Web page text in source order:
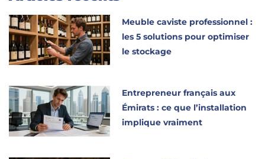
Meuble caviste professionnel :
les 5 solutions pour optimiser
le stockage
Entrepreneur français aux
Émirats : ce que l’installation
implique vraiment